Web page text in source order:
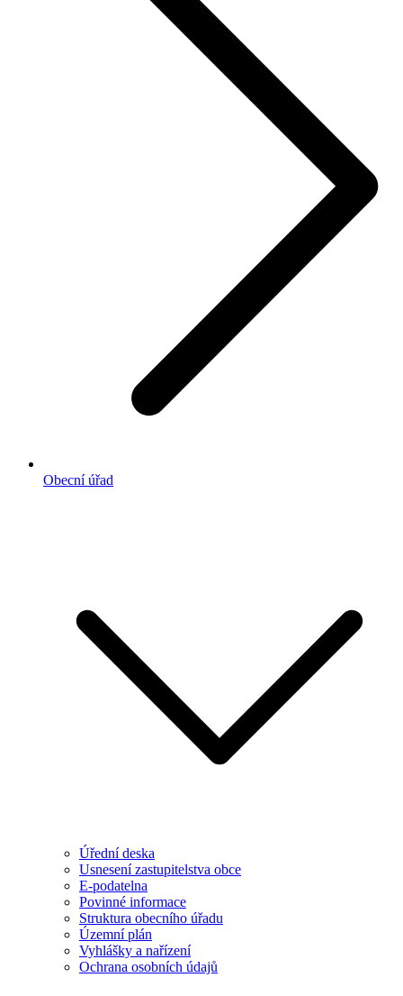
Obecní úřad
Úřední deska
Usnesení zastupitelstva obce
E-podatelna
Povinné informace
Struktura obecního úřadu
Územní plán
Vyhlášky a nařízení
Ochrana osobních údajů